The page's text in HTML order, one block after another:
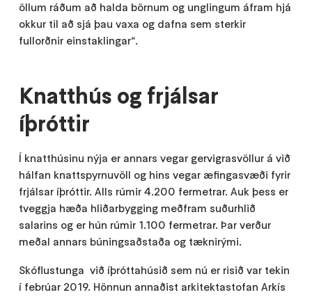
öllum ráðum að halda börnum og unglingum áfram hjá
okkur til að sjá þau vaxa og dafna sem sterkir
fullorðnir einstaklingar“.
Knatthús og frjálsar
íþróttir
Í knatthúsinu nýja er annars vegar gervigrasvöllur á við
hálfan knattspyrnuvöll og hins vegar æfingasvæði fyrir
frjálsar íþróttir. Alls rúmir 4.200 fermetrar. Auk þess er
tveggja hæða hliðarbygging meðfram suðurhlið
salarins og er hún rúmir 1.100 fermetrar. Þar verður
meðal annars búningsaðstaða og tæknirými.
Skóflustunga við íþróttahúsið sem nú er risið var tekin
í febrúar 2019. Hönnun annaðist arkitektastofan Arkís